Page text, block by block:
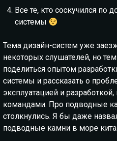
Все те, кто соскучился по
системы
Тема дизайн-систем уже
некоторых слушателей, но
поделиться опытом
системы и рассказать о
эксплуатацией и
командами. Про подводные
столкнулись. Я бы даже
подводные камни в море кита.